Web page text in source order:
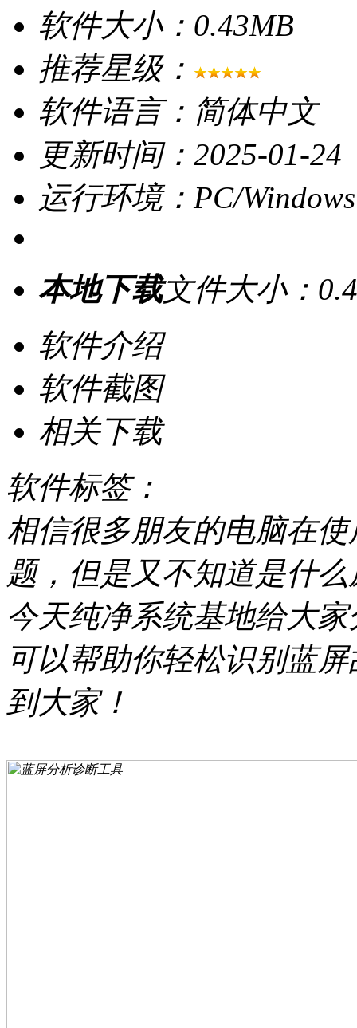
软件大小：0.43MB
推荐星级：
软件语言：简体中文
更新时间：2025-01-24
运行环境：PC/Windows
本地下载文件大小：
软件介绍
软件截图
相关下载
软件标签：
相信很多朋友的电脑在
题，但是又不知道是什
今天纯净系统基地给大
可以帮助你轻松识别蓝
到大家！